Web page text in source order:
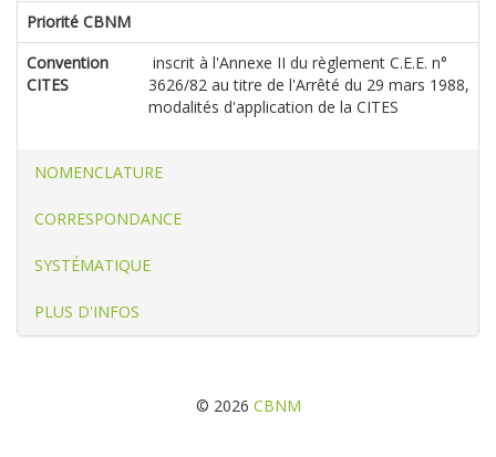
Priorité CBNM
Convention
CITES
inscrit à l'Annexe II du règlement C.E.E. n°
3626/82 au titre de l'Arrêté du 29 mars 1988,
modalités d'application de la CITES
NOMENCLATURE
CORRESPONDANCE
SYSTÉMATIQUE
PLUS D'INFOS
© 2026 CBNM